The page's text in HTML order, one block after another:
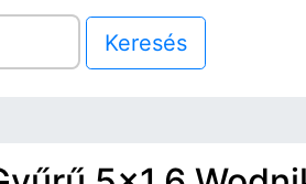
Keresés